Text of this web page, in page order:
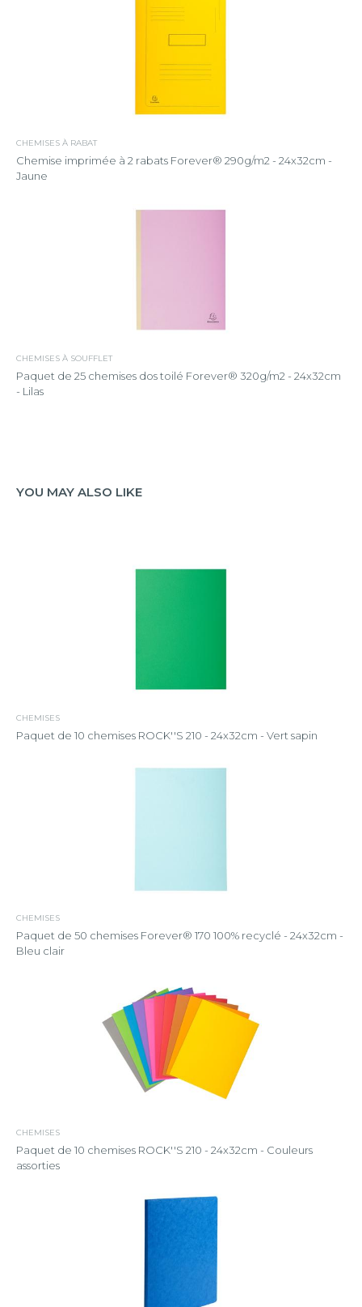
CHEMISES À RABAT
Chemise imprimée à 2 rabats Forever® 290g/m2 - 24x32cm -
Jaune
CHEMISES À SOUFFLET
Paquet de 25 chemises dos toilé Forever® 320g/m2 - 24x32cm
- Lilas
YOU MAY ALSO LIKE
CHEMISES
Paquet de 10 chemises ROCK''S 210 - 24x32cm - Vert sapin
CHEMISES
Paquet de 50 chemises Forever® 170 100% recyclé - 24x32cm -
Bleu clair
CHEMISES
Paquet de 10 chemises ROCK''S 210 - 24x32cm - Couleurs
assorties